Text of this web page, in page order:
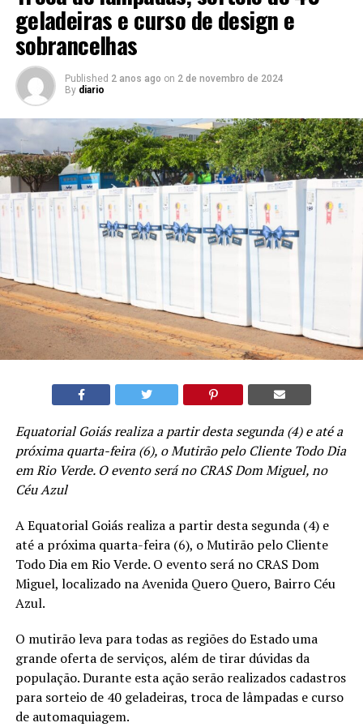
geladeiras e curso de design e
sobrancelhas
Published 2 anos ago on 2 de novembro de 2024
By diario
Equatorial Goiás realiza a partir desta segunda (4) e até a
próxima quarta-feira (6), o Mutirão pelo Cliente Todo Dia
em Rio Verde. O evento será no CRAS Dom Miguel, no
Céu Azul
A Equatorial Goiás realiza a partir desta segunda (4) e
até a próxima quarta-feira (6), o Mutirão pelo Cliente
Todo Dia em Rio Verde. O evento será no CRAS Dom
Miguel, localizado na Avenida Quero Quero, Bairro Céu
Azul.
O mutirão leva para todas as regiões do Estado uma
grande oferta de serviços, além de tirar dúvidas da
população. Durante esta ação serão realizados cadastros
para sorteio de 40 geladeiras, troca de lâmpadas e curso
de automaquiagem.